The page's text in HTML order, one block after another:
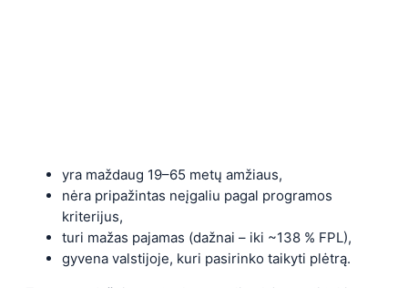
yra maždaug 19–65 metų amžiaus,
nėra pripažintas neįgaliu pagal programos
kriterijus,
turi mažas pajamas (dažnai – iki ~138 % FPL),
gyvena valstijoje, kuri pasirinko taikyti plėtrą.